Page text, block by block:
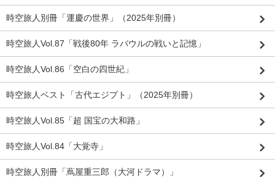
時空旅人別冊「運慶の世界」（2025年別冊）
時空旅人Vol.87「戦後80年 ラバウルの戦いと記憶」
時空旅人Vol.86「空白の四世紀」
時空旅人ベスト「古代エジプト」（2025年別冊）
時空旅人Vol.85「超 国宝の大和路」
時空旅人Vol.84「大覚寺」
時空旅人別冊「蔦屋重三郎（大河ドラマ）」